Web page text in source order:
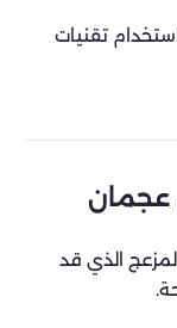
تقنيات
عجمان
الذي قد